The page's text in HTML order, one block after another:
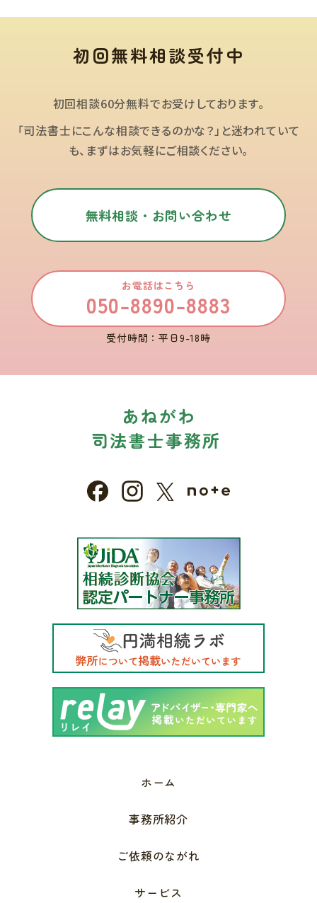
初回無料相談受付中
初回相談60分無料でお受けしております。
「司法書士にこんな相談できるのかな？」と迷われていて
も、まずはお気軽にご相談ください。
無料相談・お問い合わせ
お電話はこちら
050-8890-8883
受付時間：平日9-18時
ホーム
事務所紹介
ご依頼のながれ
サービス